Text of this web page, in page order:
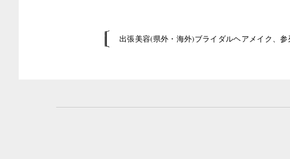
出張美容(県外・海外)ブライダルヘアメイク、